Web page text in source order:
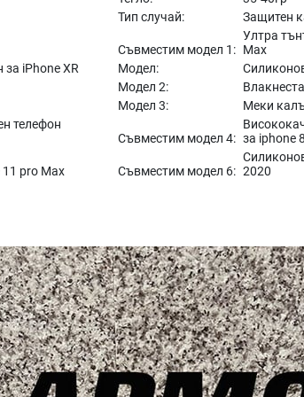
Тип случай: Защитен
Съвместим модел 1:
Ултра
Max
iPhone XR Модел:
Модел 2:
Модел 3: Меки
телефон
Съвместим модел 4: за iphone 8
pro Max Съвместим модел 6: 2020